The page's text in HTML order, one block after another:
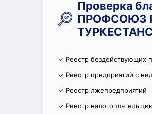
Проверка
ПРОФСОЮЗ
✓ Реестр бездействующих
✓ Реестр предприятий с
✓ Реестр лжепредприятий
✓ Реестр